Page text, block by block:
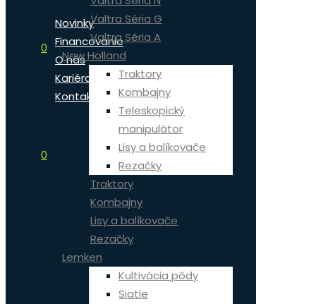
0
Novinky
Financovanie
O nás
Kariéra
Kontakt
0
Valtra Séria G
Valtra Séria A
New Holland
Traktory
Kombajny
Teleskopický
manipulátor
Lisy a balíkovače
Rezačky
Traktory
Kombajny
Lisy a balíkovače
Rezačky
Lemken
Kultivácia pôdy
Siatie